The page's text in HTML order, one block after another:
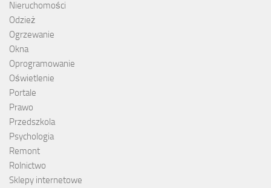
Nieruchomości
Odzież
Ogrzewanie
Okna
Oprogramowanie
Oświetlenie
Portale
Prawo
Przedszkola
Psychologia
Remont
Rolnictwo
Sklepy internetowe